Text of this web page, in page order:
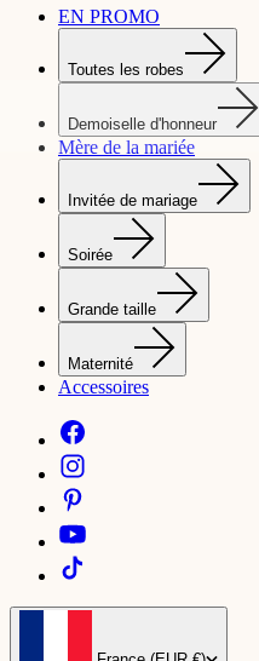
EN PROMO
Toutes les robes
Demoiselle d'honneur
Mère de la mariée
Invitée de mariage
Soirée
Grande taille
Maternité
Accessoires